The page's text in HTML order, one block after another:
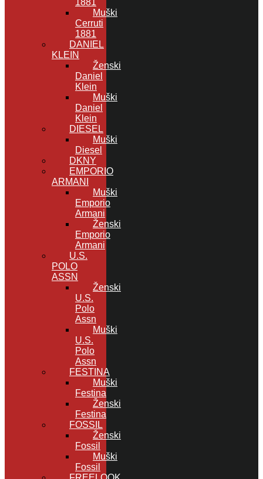
Muški
Cerruti
1881
DANIEL
KLEIN
Ženski
Daniel
Klein
Muški
Daniel
Klein
DIESEL
Muški
Diesel
DKNY
EMPORIO
ARMANI
Muški
Emporio
Armani
Ženski
Emporio
Armani
U.S.
POLO
ASSN
Ženski
U.S.
Polo
Assn
Muški
U.S.
Polo
Assn
FESTINA
Muški
Festina
Ženski
Festina
FOSSIL
Ženski
Fossil
Muški
Fossil